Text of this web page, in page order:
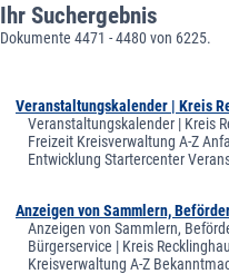
Ihr Suchergebnis
Dokumente 4471 - 4480 von 6225.
Veranstaltungskalender | Kreis
Veranstaltungskalender | Kreis
Freizeit Kreisverwaltung A-Z
Entwicklung Startercenter
Anzeigen von Sammlern,
Anzeigen von Sammlern,
Bürgerservice | Kreis
Kreisverwaltung A-Z